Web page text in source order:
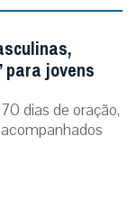
para jovens
dias de oração,